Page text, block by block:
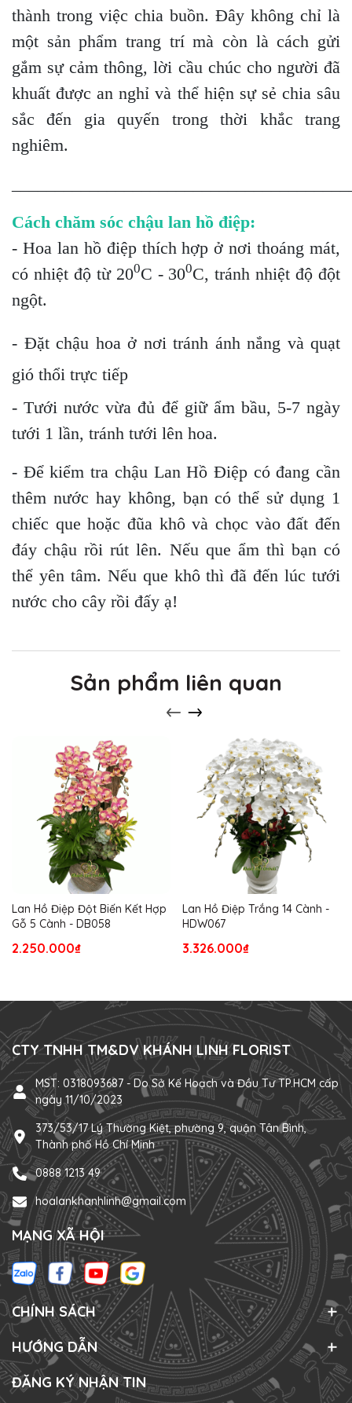
thành trong việc chia buồn. Đây không chỉ là
một sản phẩm trang trí mà còn là cách gửi
gắm sự cảm thông, lời cầu chúc cho người đã
khuất được an nghỉ và thể hiện sự sẻ chia sâu
sắc đến gia quyến trong thời khắc trang
nghiêm.
Cách chăm sóc chậu lan hồ điệp:
- Hoa lan hồ điệp thích hợp ở nơi thoáng mát,
có nhiệt độ từ 200C - 300C, tránh nhiệt độ đột
ngột.
- Đặt chậu hoa ở nơi tránh ánh nắng và quạt
gió thổi trực tiếp
- Tưới nước vừa đủ để giữ ẩm bầu, 5-7 ngày
tưới 1 lần, tránh tưới lên hoa.
- Để kiểm tra chậu Lan Hồ Điệp có đang cần
thêm nước hay không, bạn có thể sử dụng 1
chiếc que hoặc đũa khô và chọc vào đất đến
đáy chậu rồi rút lên. Nếu que ẩm thì bạn có
thể yên tâm. Nếu que khô thì đã đến lúc tưới
nước cho cây rồi đấy ạ!
Sản phẩm liên quan
Lan Hồ Điệp Đột Biến Kết Hợp
Gỗ 5 Cành - DB058
2.250.000₫
Lan Hồ Điệp Trắng 14 Cành -
HDW067
3.326.000₫
CTY TNHH TM&DV KHÁNH LINH FLORIST
MST: 0318093687 - Do Sở Kế Hoạch và Đầu Tư TP.HCM cấp
ngày 11/10/2023
373/53/17 Lý Thường Kiệt, phường 9, quận Tân Bình,
Thành phố Hồ Chí Minh
0888 1213 49
hoalankhanhlinh@gmail.com
MẠNG XÃ HỘI
CHÍNH SÁCH
HƯỚNG DẪN
ĐĂNG KÝ NHẬN TIN